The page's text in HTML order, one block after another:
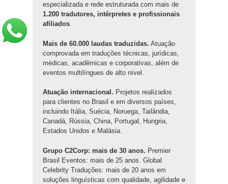
especializada e rede estruturada com mais de
1.200 tradutores, intérpretes e profissionais
afiliados.
Mais de 60.000 laudas traduzidas. Atuação
comprovada em traduções técnicas, jurídicas,
médicas, acadêmicas e corporativas, além de
eventos multilíngues de alto nível.
Atuação internacional. Projetos realizados
para clientes no Brasil e em diversos países,
incluindo Itália, Suécia, Noruega, Tailândia,
Canadá, Rússia, China, Portugal, Hungria,
Estados Unidos e Malásia.
Grupo C2Corp: mais de 30 anos. Premier
Brasil Eventos: mais de 25 anos. Global
Celebrity Traduções: mais de 20 anos em
soluções linguísticas com qualidade, agilidade e